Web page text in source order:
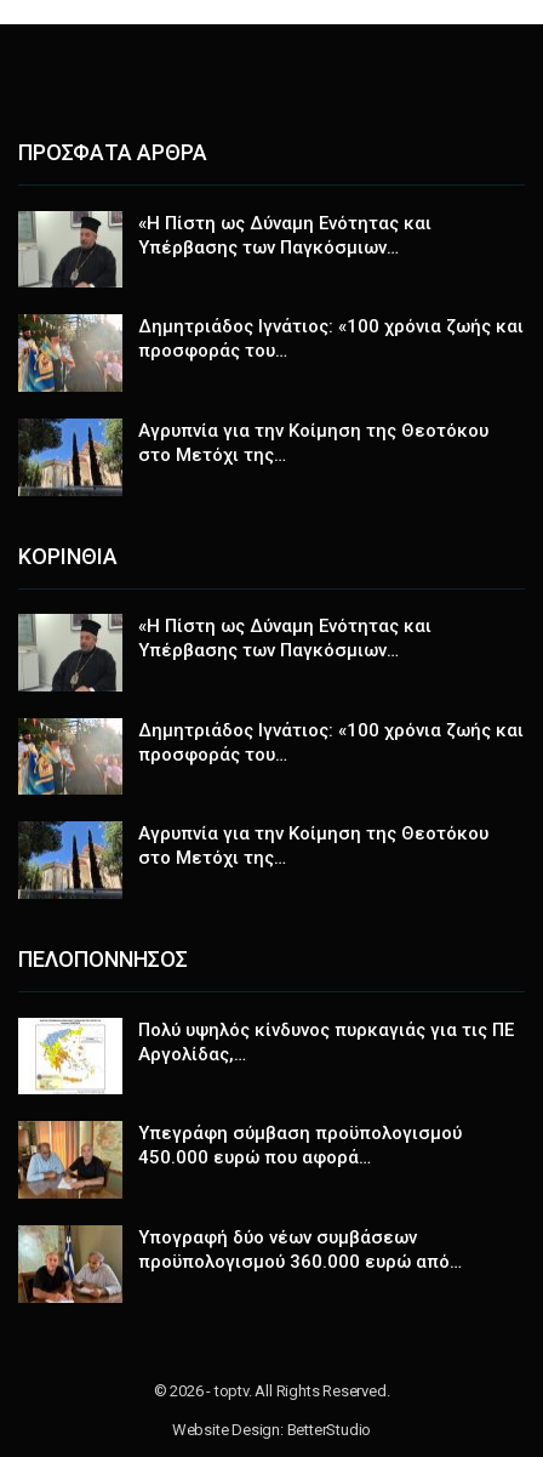
ΠΡΟΣΦΑΤΑ ΑΡΘΡΑ
«Η Πίστη ως Δύναμη Ενότητας και
Υπέρβασης των Παγκόσμιων…
Δημητριάδος Ιγνάτιος: «100 χρόνια ζωής και
προσφοράς του…
Αγρυπνία για την Κοίμηση της Θεοτόκου
στο Μετόχι της…
ΚΟΡΙΝΘΙΑ
«Η Πίστη ως Δύναμη Ενότητας και
Υπέρβασης των Παγκόσμιων…
Δημητριάδος Ιγνάτιος: «100 χρόνια ζωής και
προσφοράς του…
Αγρυπνία για την Κοίμηση της Θεοτόκου
στο Μετόχι της…
ΠΕΛΟΠΟΝΝΗΣΟΣ
Πολύ υψηλός κίνδυνος πυρκαγιάς για τις ΠΕ
Αργολίδας,…
Υπεγράφη σύμβαση προϋπολογισμού
450.000 ευρώ που αφορά…
Υπογραφή δύο νέων συμβάσεων
προϋπολογισμού 360.000 ευρώ από…
© 2026 - toptv. All Rights Reserved.
Website Design: BetterStudio